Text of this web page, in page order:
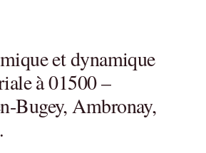
et dynamique
à 01500 –
Bugey, Ambronay,